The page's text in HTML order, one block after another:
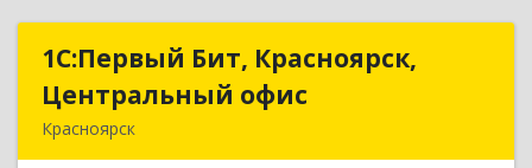
1С:Первый Бит, Красноярск,
Центральный офис
Красноярск
1С:Первый Бит, Красноярск,
Центральный офис